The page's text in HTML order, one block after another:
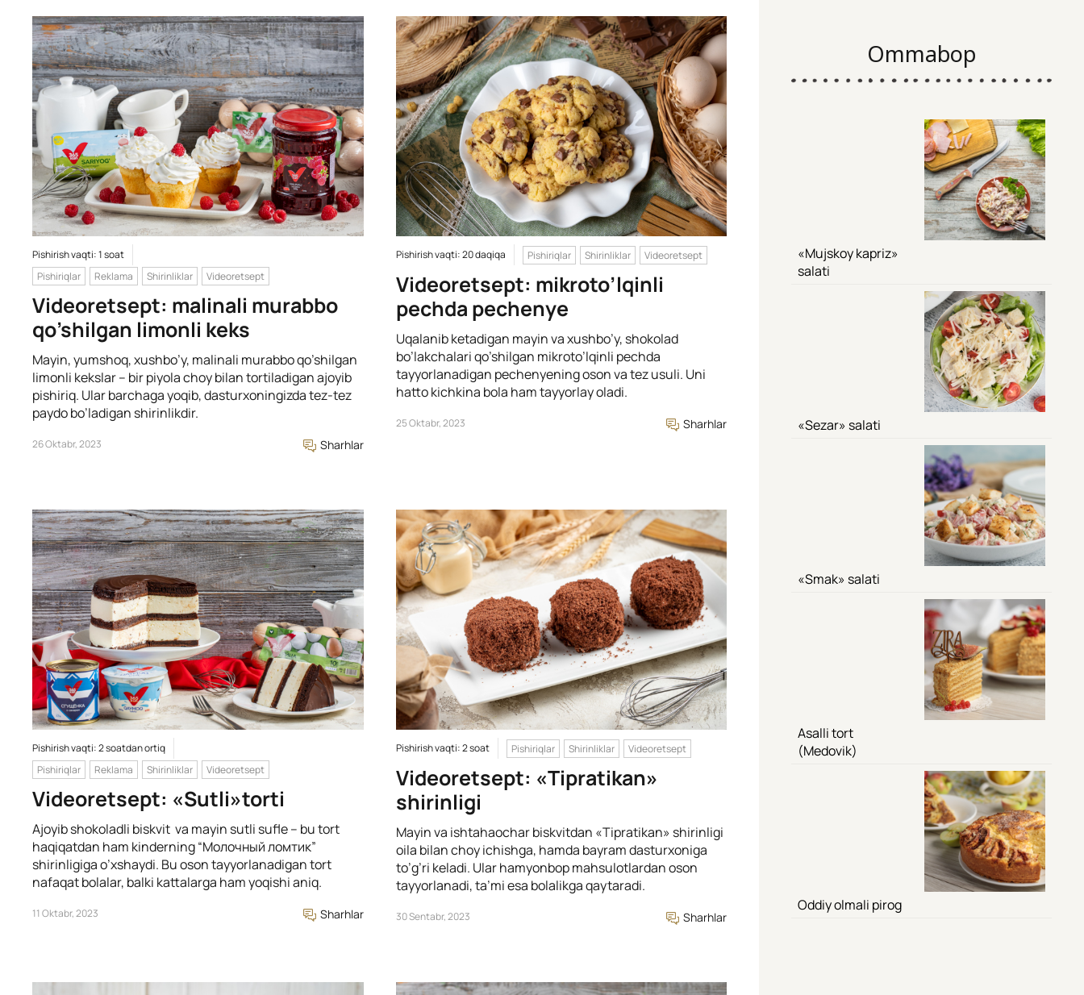
Pishirish vaqti: 1 soat
Pishiriqlar
Reklama Shirinliklar Videoretsept
Videoretsept: malinali murabbo
qo’shilgan limonli keks
Mayin, yumshoq, xushbo’y, malinali murabbo qo’shilgan
limonli kekslar – bir piyola choy bilan tortiladigan ajoyib
pishiriq. Ular barchaga yoqib, dasturxoningizda tez-tez
paydo bo’ladigan shirinlikdir.
26 Oktabr, 2023 Sharhlar
Pishirish vaqti: 20 daqiqa Pishiriqlar Shirinliklar Videoretsept
Videoretsept: mikroto’lqinli
pechda pechenye
Uqalanib ketadigan mayin va xushbo’y, shokolad
bo’lakchalari qo’shilgan mikroto’lqinli pechda
tayyorlanadigan pechenyening oson va tez usuli. Uni
hatto kichkina bola ham tayyorlay oladi.
25 Oktabr, 2023 Sharhlar
Pishirish vaqti: 2 soatdan ortiq
Pishiriqlar
Reklama Shirinliklar Videoretsept
Videoretsept: «Sutli»torti
Ajoyib shokoladli biskvit va mayin sutli sufle – bu tort
haqiqatdan ham kinderning “Молочный ломтик”
shirinligiga o’xshaydi. Bu oson tayyorlanadigan tort
nafaqat bolalar, balki kattalarga ham yoqishi aniq.
11 Oktabr, 2023 Sharhlar
Pishirish vaqti: 2 soat Pishiriqlar Shirinliklar Videoretsept
Videoretsept: «Tipratikan»
shirinligi
Mayin va ishtahaochar biskvitdan «Tipratikan» shirinligi
oila bilan choy ichishga, hamda bayram dasturxoniga
to’g’ri keladi. Ular hamyonbop mahsulotlardan oson
tayyorlanadi, ta’mi esa bolalikga qaytaradi.
30 Sentabr, 2023 Sharhlar
Ommabop
«Mujskoy kapriz»
salati
«Sezar» salati
«Smak» salati
Asalli tort
(Medovik)
Oddiy olmali pirog